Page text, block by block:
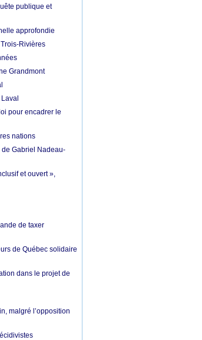
publique et
approfondie
Rivières
Grandmont
pour encadrer le
nations
de Gabriel Nadeau-
et ouvert »,
de taxer
de Québec solidaire
dans le projet de
malgré l’opposition